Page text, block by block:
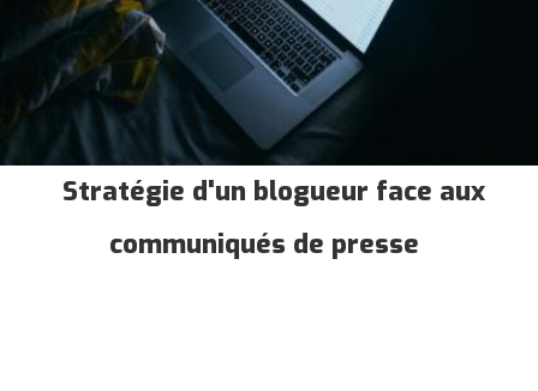
Stratégie d'un blogueur face aux
communiqués de presse